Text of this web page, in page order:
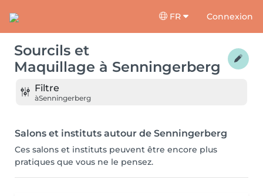
FR Connexion
Sourcils et
Maquillage à Senningerberg
Filtre
àSenningerberg
Salons et instituts autour de Senningerberg
Ces salons et instituts peuvent être encore plus
pratiques que vous ne le pensez.